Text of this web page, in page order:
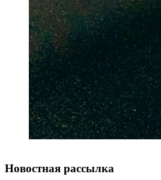
Новостная рассылка